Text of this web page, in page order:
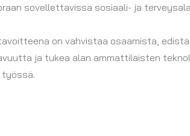
sovellettavissa sosiaali- ja
on vahvistaa osaamista,
ja tukea alan ammattilaisten